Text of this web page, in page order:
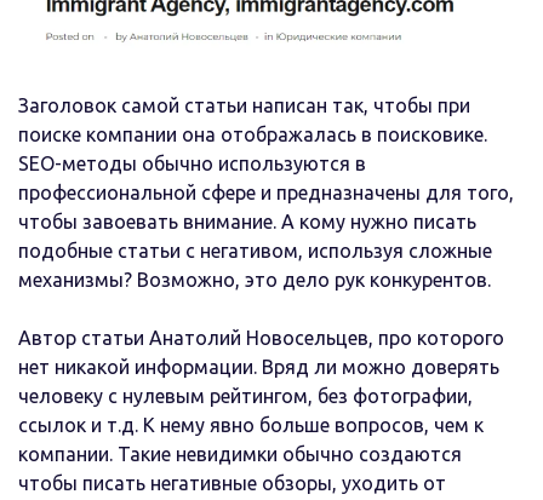
Заголовок самой статьи написан так, чтобы при
поиске компании она отображалась в поисковике.
SEO-методы обычно используются в
профессиональной сфере и предназначены для того,
чтобы завоевать внимание. А кому нужно писать
подобные статьи с негативом, используя сложные
механизмы? Возможно, это дело рук конкурентов.
Автор статьи Анатолий Новосельцев, про которого
нет никакой информации. Вряд ли можно доверять
человеку с нулевым рейтингом, без фотографии,
ссылок и т.д. К нему явно больше вопросов, чем к
компании. Такие невидимки обычно создаются
чтобы писать негативные обзоры, уходить от